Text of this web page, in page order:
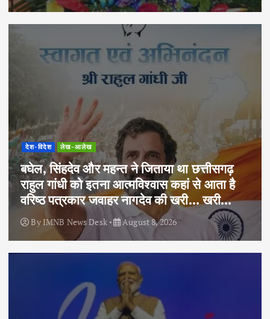
देश-विदेश लेख-आलेख
बघेल, सिंहदेव और महन्त ने जिताया था छत्तीसगढ़
राहुल गांधी को इतना आत्मविश्वास कहां से आता है
वरिष्ठ पत्रकार जवाहर नागदेव की खरी… खरी…
ByIMNB News Desk August 8, 2026